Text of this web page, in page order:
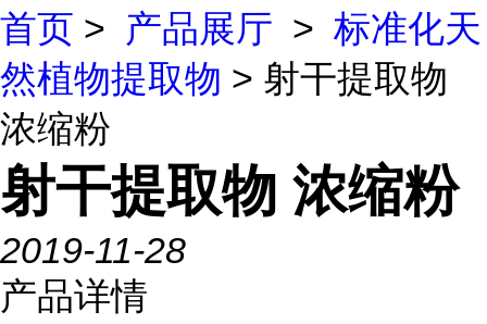
首页 > 产品展厅 > 标准化天
然植物提取物 > 射干提取物
浓缩粉
射干提取物 浓缩粉
2019-11-28
产品详情